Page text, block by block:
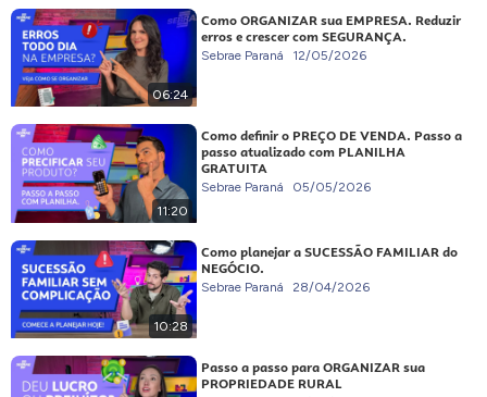
06:24
Como ORGANIZAR sua EMPRESA. Reduzir
erros e crescer com SEGURANÇA.
Sebrae Paraná 12/05/2026
11:20
Como definir o PREÇO DE VENDA. Passo a
passo atualizado com PLANILHA
GRATUITA
Sebrae Paraná 05/05/2026
10:28
Como planejar a SUCESSÃO FAMILIAR do
NEGÓCIO.
Sebrae Paraná 28/04/2026
Passo a passo para ORGANIZAR sua
PROPRIEDADE RURAL